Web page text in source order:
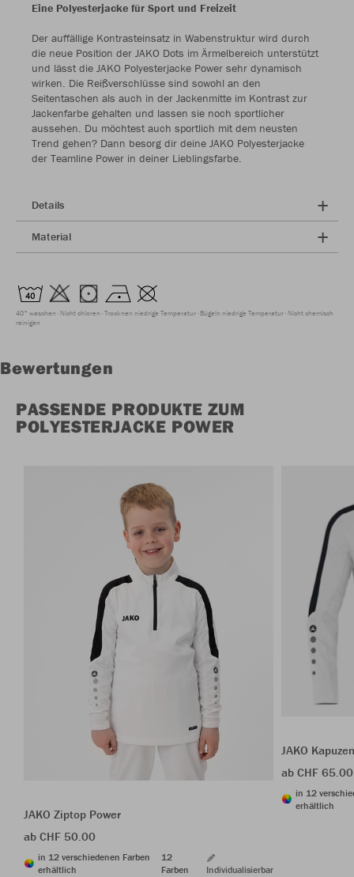
Eine Polyesterjacke für Sport und Freizeit
Der auffällige Kontrasteinsatz in Wabenstruktur wird durch
die neue Position der JAKO Dots im Ärmelbereich unterstützt
und lässt die JAKO Polyesterjacke Power sehr dynamisch
wirken. Die Reißverschlüsse sind sowohl an den
Seitentaschen als auch in der Jackenmitte im Kontrast zur
Jackenfarbe gehalten und lassen sie noch sportlicher
aussehen. Du möchtest auch sportlich mit dem neusten
Trend gehen? Dann besorg dir deine JAKO Polyesterjacke
der Teamline Power in deiner Lieblingsfarbe.
Details
Material
40° waschen Nicht chloren Trocknen niedrige Temperatur Bügeln niedrige Temperatur Nicht chemisch
reinigen
Bewertungen
PASSENDE PRODUKTE ZUM
POLYESTERJACKE POWER
JAKO Ziptop Power
ab CHF 50.00
in 12 verschiedenen Farben
erhältlich
12
Farben
Individualisierbar
JAKO
ab CHF 65.00
in 12
erhältlich